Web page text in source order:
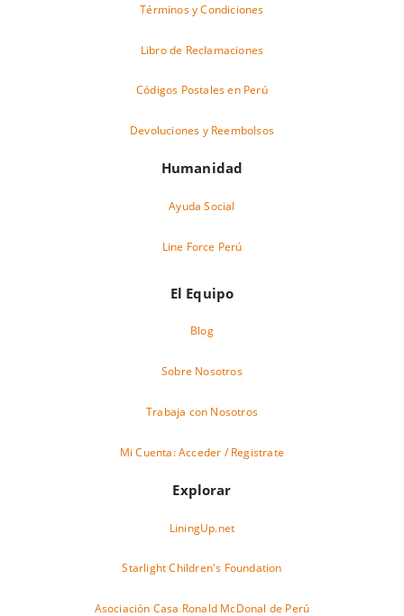
Términos y Condiciones
Libro de Reclamaciones
Códigos Postales en Perú
Devoluciones y Reembolsos
Humanidad
Ayuda Social
Line Force Perú
El Equipo
Blog
Sobre Nosotros
Trabaja con Nosotros
Mi Cuenta: Acceder / Registrate
Explorar
LiningUp.net
Starlight Children's Foundation
Asociación Casa Ronald McDonal de Perú